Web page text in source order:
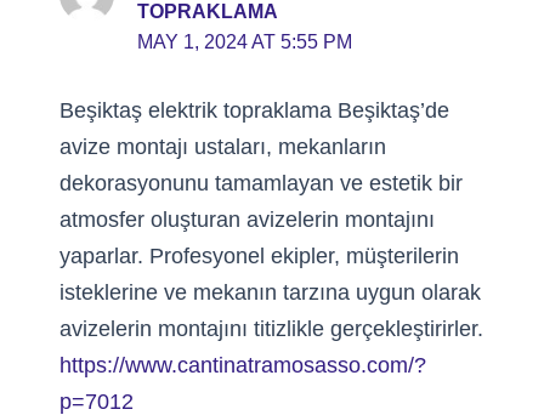
TOPRAKLAMA
MAY 1, 2024 AT 5:55 PM
Beşiktaş elektrik topraklama Beşiktaş’de
avize montajı ustaları, mekanların
dekorasyonunu tamamlayan ve estetik bir
atmosfer oluşturan avizelerin montajını
yaparlar. Profesyonel ekipler, müşterilerin
isteklerine ve mekanın tarzına uygun olarak
avizelerin montajını titizlikle gerçekleştirirler.
https://www.cantinatramosasso.com/?
p=7012